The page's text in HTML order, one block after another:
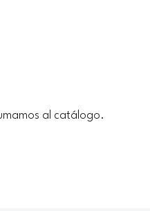
al catálogo.